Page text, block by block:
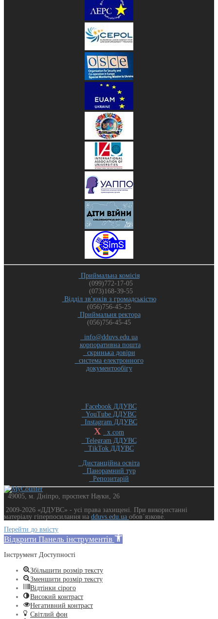
Приймальна комісія
(099)772-17-05
(073)168-39-55
Відділ зв'язків з громадськістю
(056)756-45-25
Приймальня ректора
(056)756-45-45
info@dduvs.edu.ua
корпоративна пошта
скринька довіри
система електронного
документообігу
Facebook ДДУВС
YouTube ДДУВС
Instagram ДДУВС
X
x.com
Telegram ДДУВС
TikTok ДДУВС
Дистанційна освіта
Панорамний тур
Репозитарій
49005, м. Дніпро, проспект Науки, 26
2009-2026 «ДДУВС» - усi права захищенi. При використанні
матеріалу гіперпосилання на dduvs.edu.ua обов`язкове.
Перейти до вмісту
Відкрити Панель інструментів
Інструмент Доступності
Збільшити розмір тексту
Зменшити розмір тексту
Відтінки сірого
Високий контраст
Негативний контраст
Світлий фон